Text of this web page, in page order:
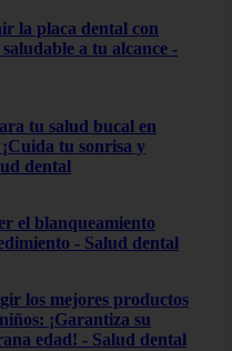
la placa dental con
a tu alcance -
tu salud bucal en
tu sonrisa y
dental
el blanqueamiento
- Salud dental
los mejores productos
¡Garantiza su
edad! - Salud dental